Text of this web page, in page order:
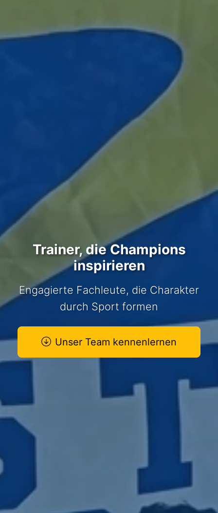
Trainer, die Champions
inspirieren
Engagierte Fachleute, die Charakter
durch Sport formen
Unser Team kennenlernen